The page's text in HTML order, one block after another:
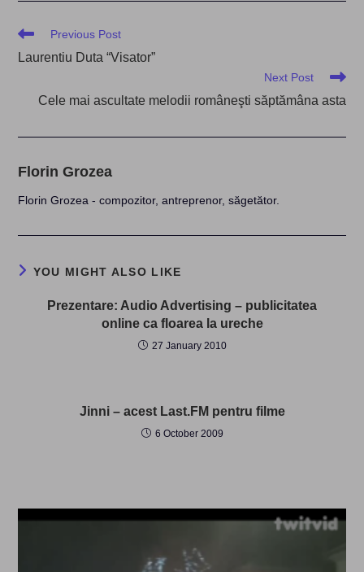
Read
articles
Previous Post
Laurentiu Duta “Visator”
Next Post
Cele mai ascultate melodii româneşti săptămâna asta
Florin Grozea
Florin Grozea - compozitor, antreprenor, săgetător.
YOU MIGHT ALSO LIKE
Prezentare: Audio Advertising – publicitatea
online ca floarea la ureche
27 January 2010
Jinni – acest Last.FM pentru filme
6 October 2009